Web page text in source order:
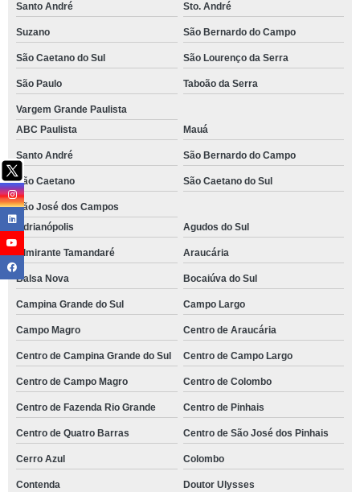
Santo André Sto. André
Suzano São Bernardo do Campo
São Caetano do Sul São Lourenço da Serra
São Paulo Taboão da Serra
Vargem Grande Paulista
ABC Paulista
Mauá
Santo André São Bernardo do Campo
São Caetano São Caetano do Sul
São José dos Campos
Adrianópolis
Agudos do Sul
Almirante Tamandaré Araucária
Balsa Nova Bocaiúva do Sul
Campina Grande do Sul Campo Largo
Campo Magro Centro de Araucária
Centro de Campina Grande do Sul Centro de Campo Largo
Centro de Campo Magro Centro de Colombo
Centro de Fazenda Rio Grande Centro de Pinhais
Centro de Quatro Barras Centro de São José dos Pinhais
Cerro Azul Colombo
Contenda Doutor Ulysses